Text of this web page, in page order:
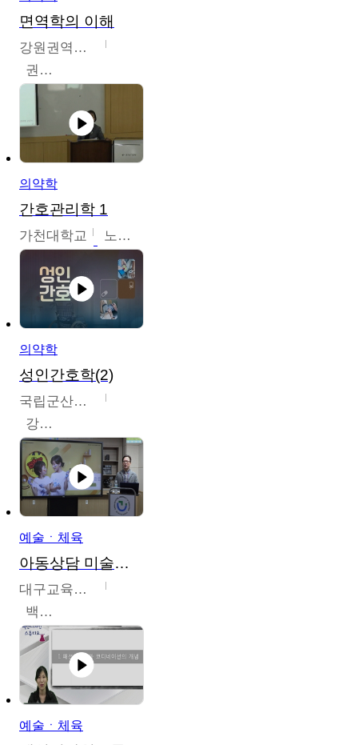
면역학의 이해
강원권역센터
권보인
의약학
간호관리학 1
가천대학교 노원정
의약학
성인간호학(2)
국립군산대학교
강경아
예술ㆍ체육
아동상담 미술치료
대구교육대학교
백중열
예술ㆍ체육